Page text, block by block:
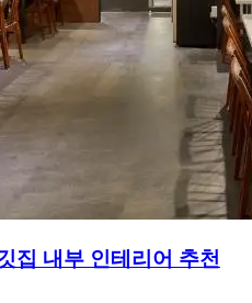
집 내부 인테리어 추천